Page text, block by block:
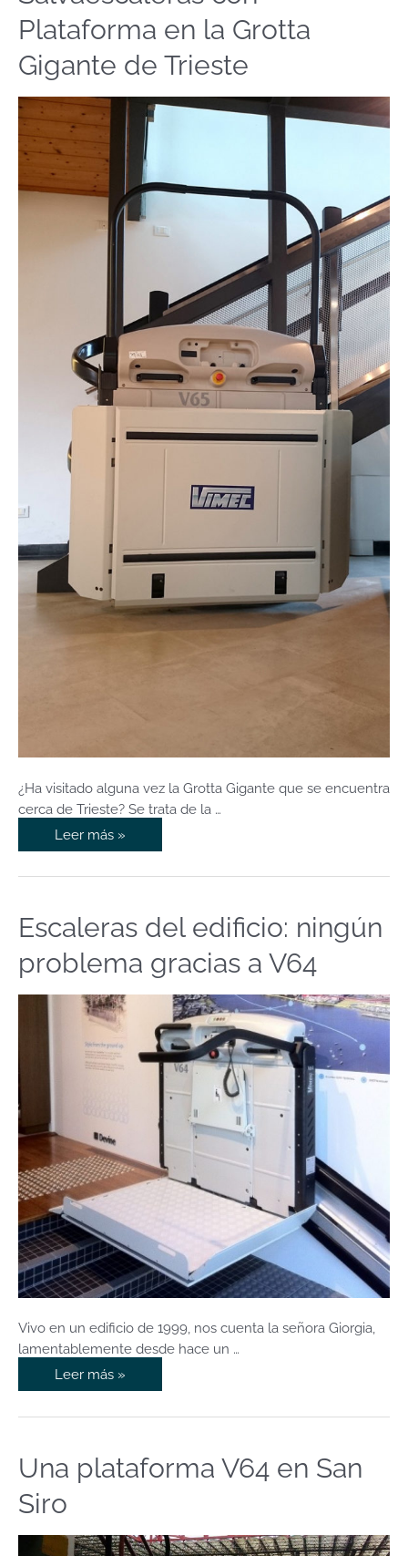
Plataforma en la Grotta
Gigante de Trieste
¿Ha visitado alguna vez la Grotta Gigante que se encuentra
cerca de Trieste? Se trata de la …
con
Plataforma
la
Gigante
Trieste
Leer más »
Escaleras del edificio: ningún
problema gracias a V64
Vivo en un edificio de 1999, nos cuenta la señora Giorgia,
lamentablemente desde hace un …
Escaleras
del
edificio:
problema
gracias
Leer más »
Una plataforma V64 en San
Siro
Una
plataforma
V64
San